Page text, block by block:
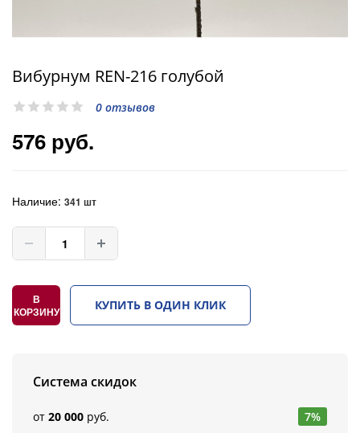
Вибурнум REN-216 голубой
0 отзывов
576 руб.
Наличие: 341 шт
В
КОРЗИНУ
КУПИТЬ В ОДИН КЛИК
Система скидок
от 20 000 руб. 7%